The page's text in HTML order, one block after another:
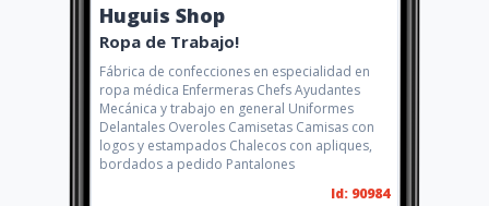
Huguis Shop
Ropa de Trabajo!
Fábrica de confecciones en especialidad en
ropa médica Enfermeras Chefs Ayudantes
Mecánica y trabajo en general Uniformes
Delantales Overoles Camisetas Camisas con
logos y estampados Chalecos con apliques,
bordados a pedido Pantalones
Id: 90984